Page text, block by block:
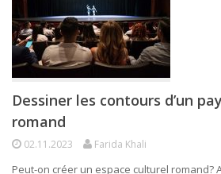
Dessiner les contours d’un
romand
02.11.2023 Farida Khali
Peut-on créer un espace culturel romand?